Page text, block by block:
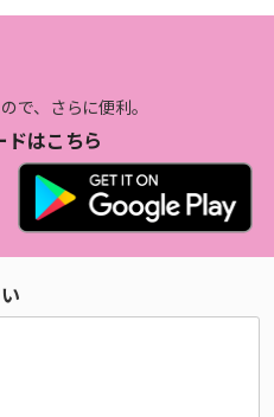
で、さらに便利。
ドはこちら